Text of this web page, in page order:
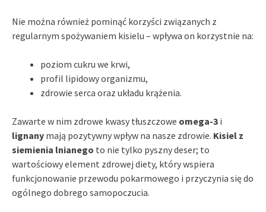
Nie można również pominąć korzyści związanych z
regularnym spożywaniem kisielu – wpływa on korzystnie na:
poziom cukru we krwi,
profil lipidowy organizmu,
zdrowie serca oraz układu krążenia.
Zawarte w nim zdrowe kwasy tłuszczowe omega-3 i
lignany mają pozytywny wpływ na nasze zdrowie. Kisiel z
siemienia lnianego to nie tylko pyszny deser; to
wartościowy element zdrowej diety, który wspiera
funkcjonowanie przewodu pokarmowego i przyczynia się do
ogólnego dobrego samopoczucia.